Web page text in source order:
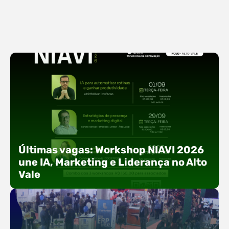
Últimas vagas: Workshop NIAVI 2026
une IA, Marketing e Liderança no Alto
Vale